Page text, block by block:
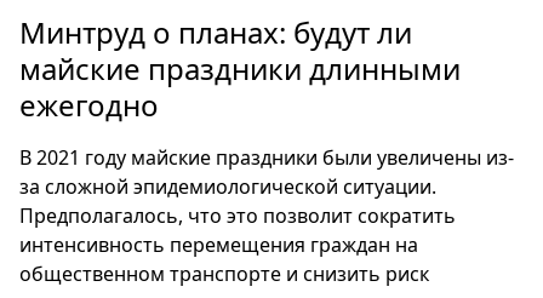
Россия
Мир
Здоровье
Туризм
Мода
Театр
Кино
Минтруд о планах: будут ли
майские праздники длинными
ежегодно
В 2021 году майские праздники были увеличены из-
за сложной эпидемиологической ситуации.
Предполагалось, что это позволит сократить
интенсивность перемещения граждан на
общественном транспорте и снизить риск